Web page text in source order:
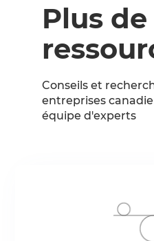
Plus de
Conseils et
entreprises
équipe d'experts